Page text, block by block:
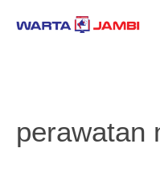
perawatan